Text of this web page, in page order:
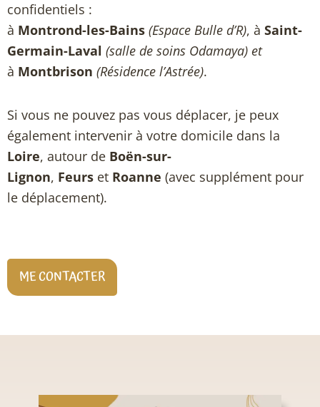
confidentiels :
à Montrond-les-Bains (Espace Bulle d’R), à Saint-
Germain-Laval (salle de soins Odamaya) et
à Montbrison (Résidence l’Astrée).
Si vous ne pouvez pas vous déplacer, je peux
également intervenir à votre domicile dans la
Loire, autour de Boën-sur-
Lignon, Feurs et Roanne (avec supplément pour
le déplacement).
ME CONTACTER